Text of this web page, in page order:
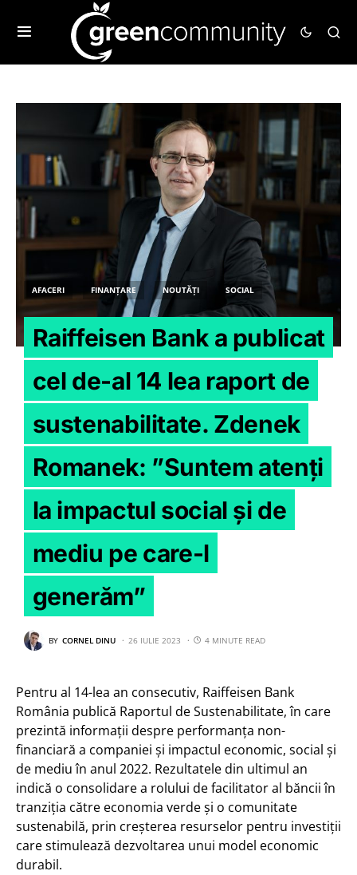
AFACERI FINANȚARE NOUTĂȚI SOCIAL
Raiffeisen Bank a publicat
cel de-al 14 lea raport de
sustenabilitate. Zdenek
Romanek: ”Suntem atenți
la impactul social și de
mediu pe care-l
generăm”
BY CORNEL DINU 26 IULIE 2023 4 MINUTE READ
Pentru al 14-lea an consecutiv, Raiffeisen Bank
România publică Raportul de Sustenabilitate, în care
prezintă informații despre performanța non-
financiară a companiei și impactul economic, social și
de mediu în anul 2022. Rezultatele din ultimul an
indică o consolidare a rolului de facilitator al băncii în
tranziția către economia verde și o comunitate
sustenabilă, prin creșterea resurselor pentru investiții
care stimulează dezvoltarea unui model economic
durabil.